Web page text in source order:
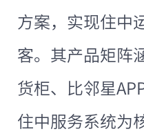
方案，实现住中
客。其产品矩阵
货柜、比邻星
住中服务系统为